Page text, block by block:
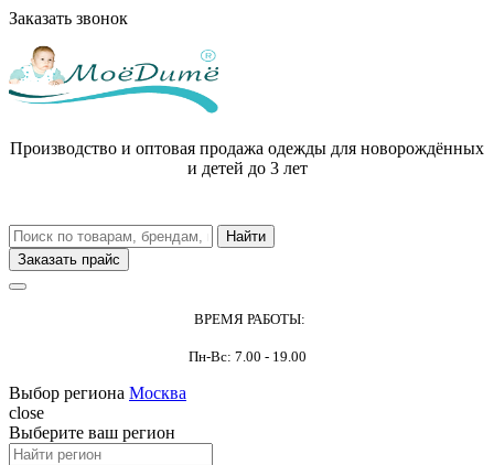
Заказать звонок
Производство и оптовая продажа одежды для новорождённых
и детей до 3 лет
Заказать прайс
ВРЕМЯ РАБОТЫ:
Пн-Вс: 7.00 - 19.00
Выбор региона Москва
close
Выберите ваш регион